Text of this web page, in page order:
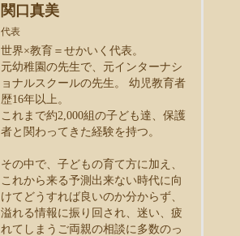
関口真美
代表
世界×教育＝せかいく代表。
元幼稚園の先生で、元インターナシ
ョナルスクールの先生。 幼児教育者
歴16年以上。
これまで約2,000組の子ども達、保護
者と関わってきた経験を持つ。
その中で、子どもの育て方に加え、
これから来る予測出来ない時代に向
けてどうすれば良いのか分からず、
溢れる情報に振り回され、迷い、疲
れてしまうご両親の相談に多数のっ